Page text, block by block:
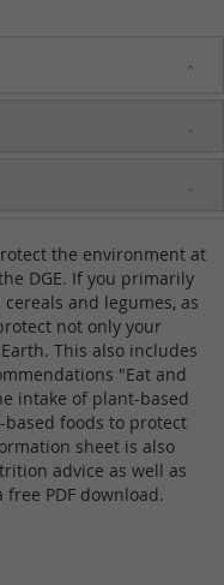
the environment at
DGE. If you primarily
and legumes, as
not only your
This also includes
"Eat and
intake of plant-based
foods to protect
sheet is also
advice as well as
PDF download.